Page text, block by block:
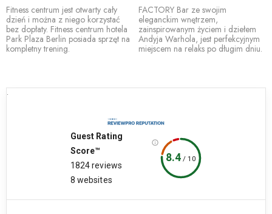
Fitness centrum jest otwarty cały
dzień i można z niego korzystać
bez dopłaty. Fitness centrum hotela
Park Plaza Berlin posiada sprzęt na
kompletny trening.
FACTORY Bar ze swojim
eleganckim wnętrzem,
zainspirowanym życiem i dziełem
Andyja Warhola, jest perfekcyjnym
miejscem na relaks po długim dniu.
.
Guest Rating
Score™
1824 reviews
8 websites
8.4/ 10